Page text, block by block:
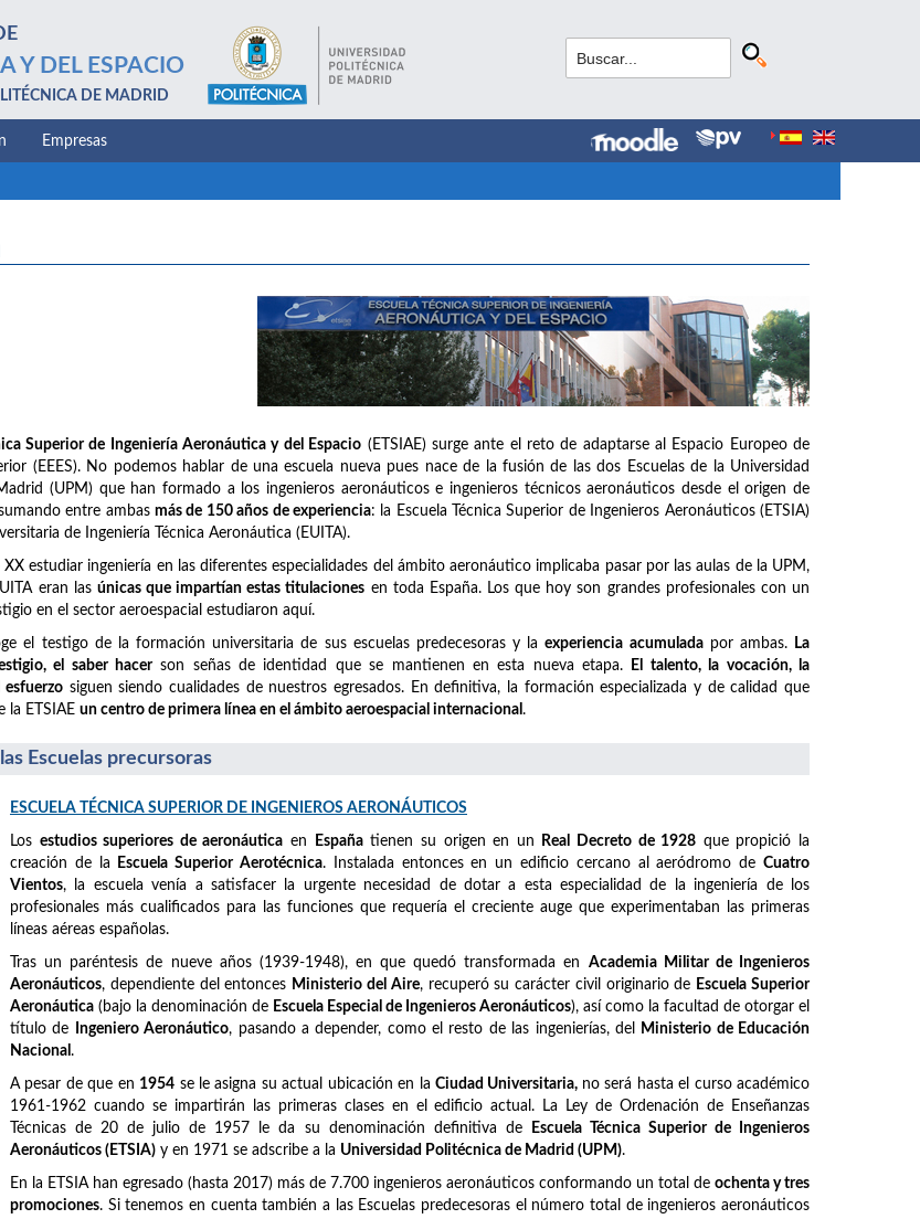
Y DEL ESPACIO
DE MADRID
Empresas
Superior de Ingeniería Aeronáutica y del Espacio (ETSIAE) surge ante el reto de adaptarse al Espacio Europeo de
(EEES). No podemos hablar de una escuela nueva pues nace de la fusión de las dos Escuelas de la Universidad
(UPM) que han formado a los ingenieros aeronáuticos e ingenieros técnicos aeronáuticos desde el origen de
entre ambas más de 150 años de experiencia: la Escuela Técnica Superior de Ingenieros Aeronáuticos (ETSIA)
de Ingeniería Técnica Aeronáutica (EUITA).
estudiar ingeniería en las diferentes especialidades del ámbito aeronáutico implicaba pasar por las aulas de la UPM,
eran las únicas que impartían estas titulaciones en toda España. Los que hoy son grandes profesionales con un
en el sector aeroespacial estudiaron aquí.
el testigo de la formación universitaria de sus escuelas predecesoras y laexperiencia acumuladapor ambas.
La
el saber hacerson señas de identidad que se mantienen en esta nueva etapa.
El talento, la vocación, la
esfuerzo siguen siendo cualidades de nuestros egresados. En definitiva, la formación especializada y de calidad que
la ETSIAE un centro de primera línea en el ámbito aeroespacial internacional .
Escuelas precursoras
ESCUELA TÉCNICA SUPERIOR DE INGENIEROS AERONÁUTICOS
Los estudios superiores de aeronáutica en Españatienen su origen en un Real Decreto de 1928 que propició la
creación de la
Escuela Superior Aerotécnica. Instalada entonces en un edificio cercano al aeródromo deCuatro
Vientos, la escuela venía a satisfacer la urgente necesidad de dotar a esta especialidad de la ingeniería de los
profesionales más cualificados para las funciones que requería el creciente auge que experimentaban las primeras
líneas aéreas españolas.
Tras un paréntesis de nueve años (1939-1948), en que quedó transformada en Academia Militar de Ingenieros
Aeronáuticos, dependiente del entonces Ministerio del Aire, recuperó su carácter civil originario de Escuela Superior
Aeronáutica (bajo la denominación de Escuela Especial de Ingenieros Aeronáuticos), así como la facultad de otorgar el
título de
Ingeniero Aeronáutico, pasando a depender, como el resto de las ingenierías, del
Ministerio de Educación
Nacional .
A pesar de que en 1954 se le asigna su actual ubicación en laCiudad Universitaria, no será hasta el curso académico
1961-1962 cuando se impartirán las primeras clases en el edificio actual. La Ley de Ordenación de Enseñanzas
Técnicas de 20 de julio de 1957 le da su denominación definitiva de
Escuela Técnica Superior de Ingenieros
Aeronáuticos (ETSIA) y en 1971 se adscribe a la Universidad Politécnica de Madrid (UPM).
En la ETSIA han egresado (hasta 2017) más de 7.700 ingenieros aeronáuticos conformando un total de ochenta y tres
promociones. Si tenemos en cuenta también a las Escuelas predecesoras el número total de ingenieros aeronáuticos